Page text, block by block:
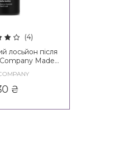
(4)
лосьйон після
Company Made
₴